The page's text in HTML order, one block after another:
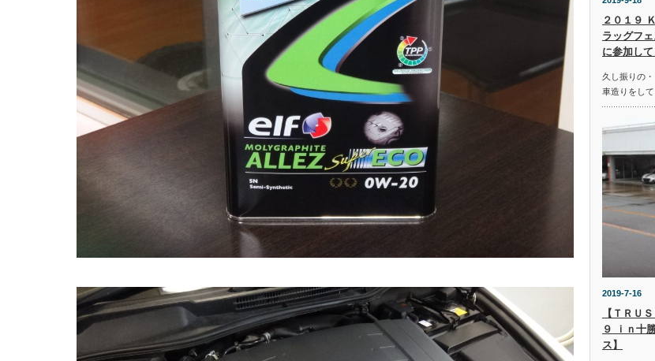
２０１９
ラッグフ
に参加して
久し振りの
車造りをし
2019-7-16
【ＴＲＵ
９ ｉｎ十
ス】